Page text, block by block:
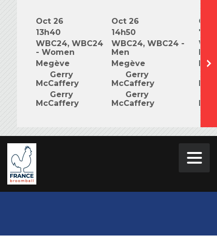
Oct 26
13h40
WBC24, WBC24
- Women
Megève
Gerry
McCaffery
Gerry
McCaffery
Oct 26
14h50
WBC24, WBC24 -
Men
Megève
Gerry
McCaffery
Gerry
McCaffery
Oct